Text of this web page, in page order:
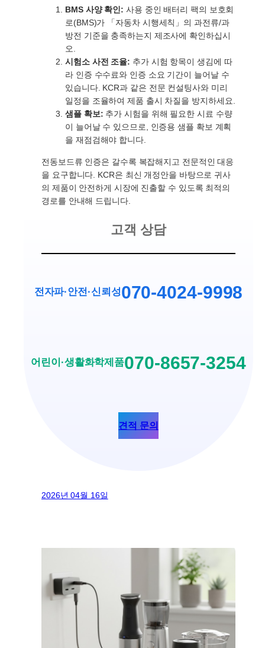
BMS 사양 확인: 사용 중인 배터리 팩의 보호회
로(BMS)가 「자동차 시행세칙」의 과전류/과
방전 기준을 충족하는지 제조사에 확인하십시
오.
시험소 사전 조율: 추가 시험 항목이 생김에 따
라 인증 수수료와 인증 소요 기간이 늘어날 수
있습니다. KCR과 같은 전문 컨설팅사와 미리
일정을 조율하여 제품 출시 차질을 방지하세요.
샘플 확보: 추가 시험을 위해 필요한 시료 수량
이 늘어날 수 있으므로, 인증용 샘플 확보 계획
을 재점검해야 합니다.
전동보드류 인증은 갈수록 복잡해지고 전문적인 대응
을 요구합니다. KCR은 최신 개정안을 바탕으로 귀사
의 제품이 안전하게 시장에 진출할 수 있도록 최적의
경로를 안내해 드립니다.
고객 상담
전자파·안전·신뢰성070-4024-9998
어린이·생활화학제품070-8657-3254
견적 문의
2026년 04월 16일